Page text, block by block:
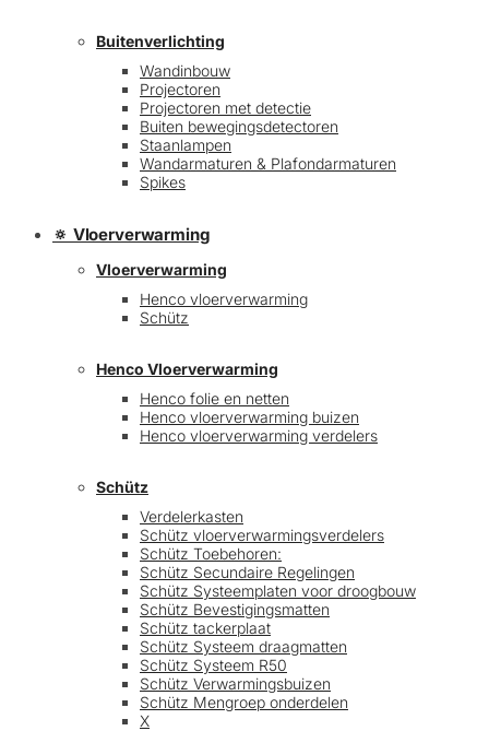
Buitenverlichting
Wandinbouw
Projectoren
Projectoren met detectie
Buiten bewegingsdetectoren
Staanlampen
Wandarmaturen & Plafondarmaturen
Spikes
🔅 Vloerverwarming
Vloerverwarming
Henco vloerverwarming
Schütz
Henco Vloerverwarming
Henco folie en netten
Henco vloerverwarming buizen
Henco vloerverwarming verdelers
Schütz
Verdelerkasten
Schütz vloerverwarmingsverdelers
Schütz Toebehoren:
Schütz Secundaire Regelingen
Schütz Systeemplaten voor droogbouw
Schütz Bevestigingsmatten
Schütz tackerplaat
Schütz Systeem draagmatten
Schütz Systeem R50
Schütz Verwarmingsbuizen
Schütz Mengroep onderdelen
X